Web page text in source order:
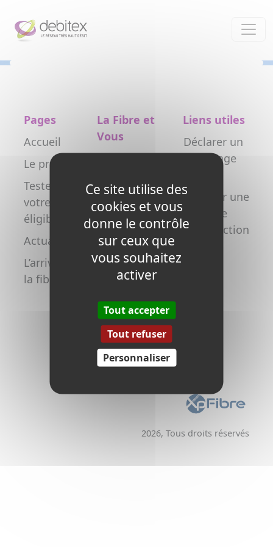
Pages
Accueil
Le projet
Testez
votre
éligibilité
Actualités
L’arrivée de
la fibre
La Fibre et
Vous
Particulier
Collectivité
Opérateur
Copropriétés
/ syndics
Promoteurs /
Aménageurs
Liens utiles
Déclarer un
dommage
Déclarer une
nouvelle
construction
2026, Tous droits réservés
Ce site utilise des
cookies et vous
donne le contrôle
sur ceux que
vous souhaitez
activer
Tout accepter
Tout refuser
Personnaliser